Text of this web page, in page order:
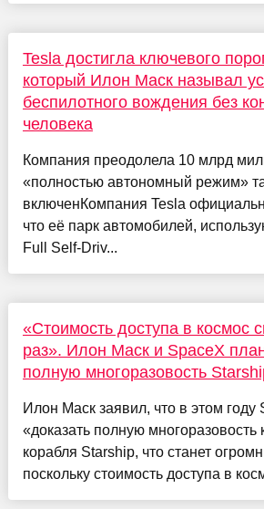
Tesla достигла ключевого
который Илон Маск называл
беспилотного вождения без
человека
Компания преодолела 10 млрд
«полностью автономный режим»
включенКомпания Tesla
что её парк автомобилей,
Full Self-Driv...
«Стоимость доступа в космос
раз». Илон Маск и SpaceX
полную многоразовость
Илон Маск заявил, что в этом году
«доказать полную многоразовость
корабля Starship, что станет
поскольку стоимость доступа в